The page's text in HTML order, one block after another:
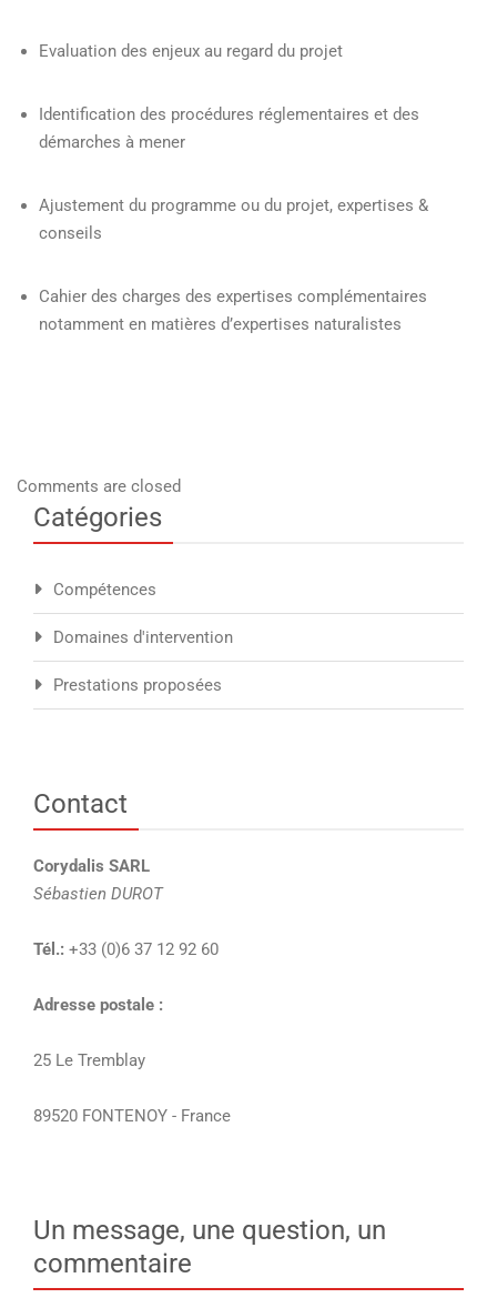
Evaluation des enjeux au regard du projet
Identification des procédures réglementaires et des
démarches à mener
Ajustement du programme ou du projet, expertises &
conseils
Cahier des charges des expertises complémentaires
notamment en matières d’expertises naturalistes
Comments are closed
Catégories
Compétences
Domaines d'intervention
Prestations proposées
Contact
Corydalis SARL
Sébastien DUROT
Tél.: +33 (0)6 37 12 92 60
Adresse postale :
25 Le Tremblay
89520 FONTENOY - France
Un message, une question, un
commentaire